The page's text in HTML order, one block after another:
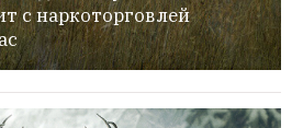
с наркоторговлей